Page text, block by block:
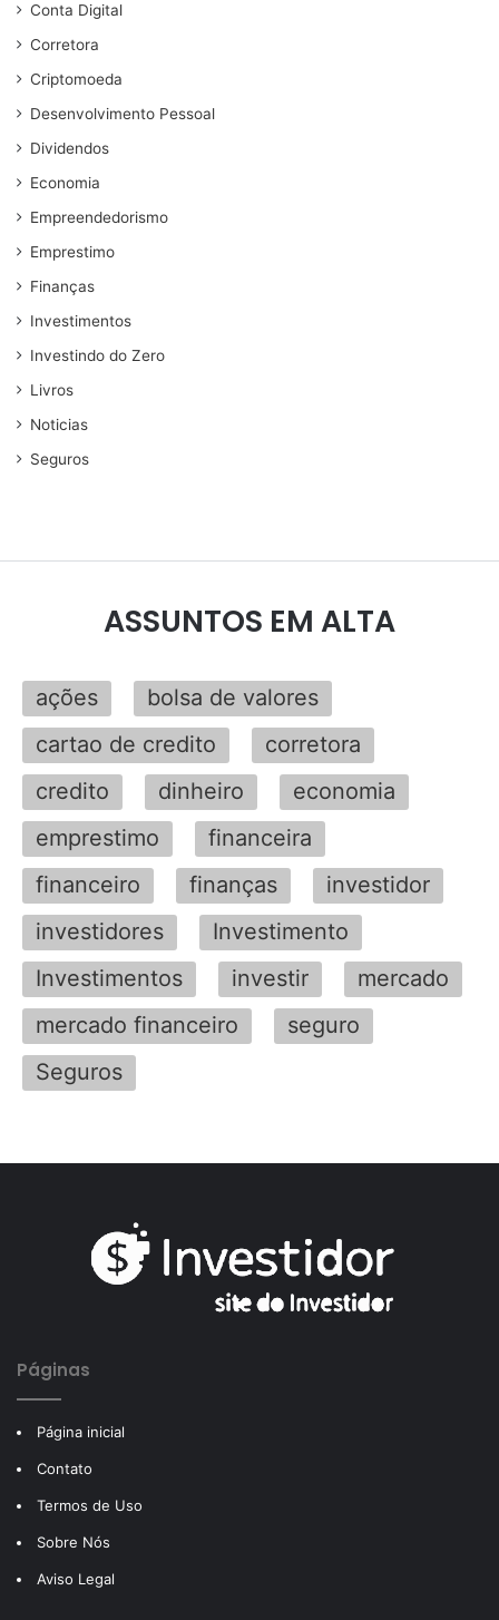
Conta Digital
Corretora
Criptomoeda
Desenvolvimento Pessoal
Dividendos
Economia
Empreendedorismo
Emprestimo
Finanças
Investimentos
Investindo do Zero
Livros
Noticias
Seguros
ASSUNTOS EM ALTA
ações
bolsa de valores
cartao de credito
corretora
credito
dinheiro
economia
emprestimo
financeira
financeiro
finanças
investidor
investidores
Investimento
Investimentos
investir
mercado
mercado financeiro
seguro
Seguros
Páginas
Página inicial
Contato
Termos de Uso
Sobre Nós
Aviso Legal